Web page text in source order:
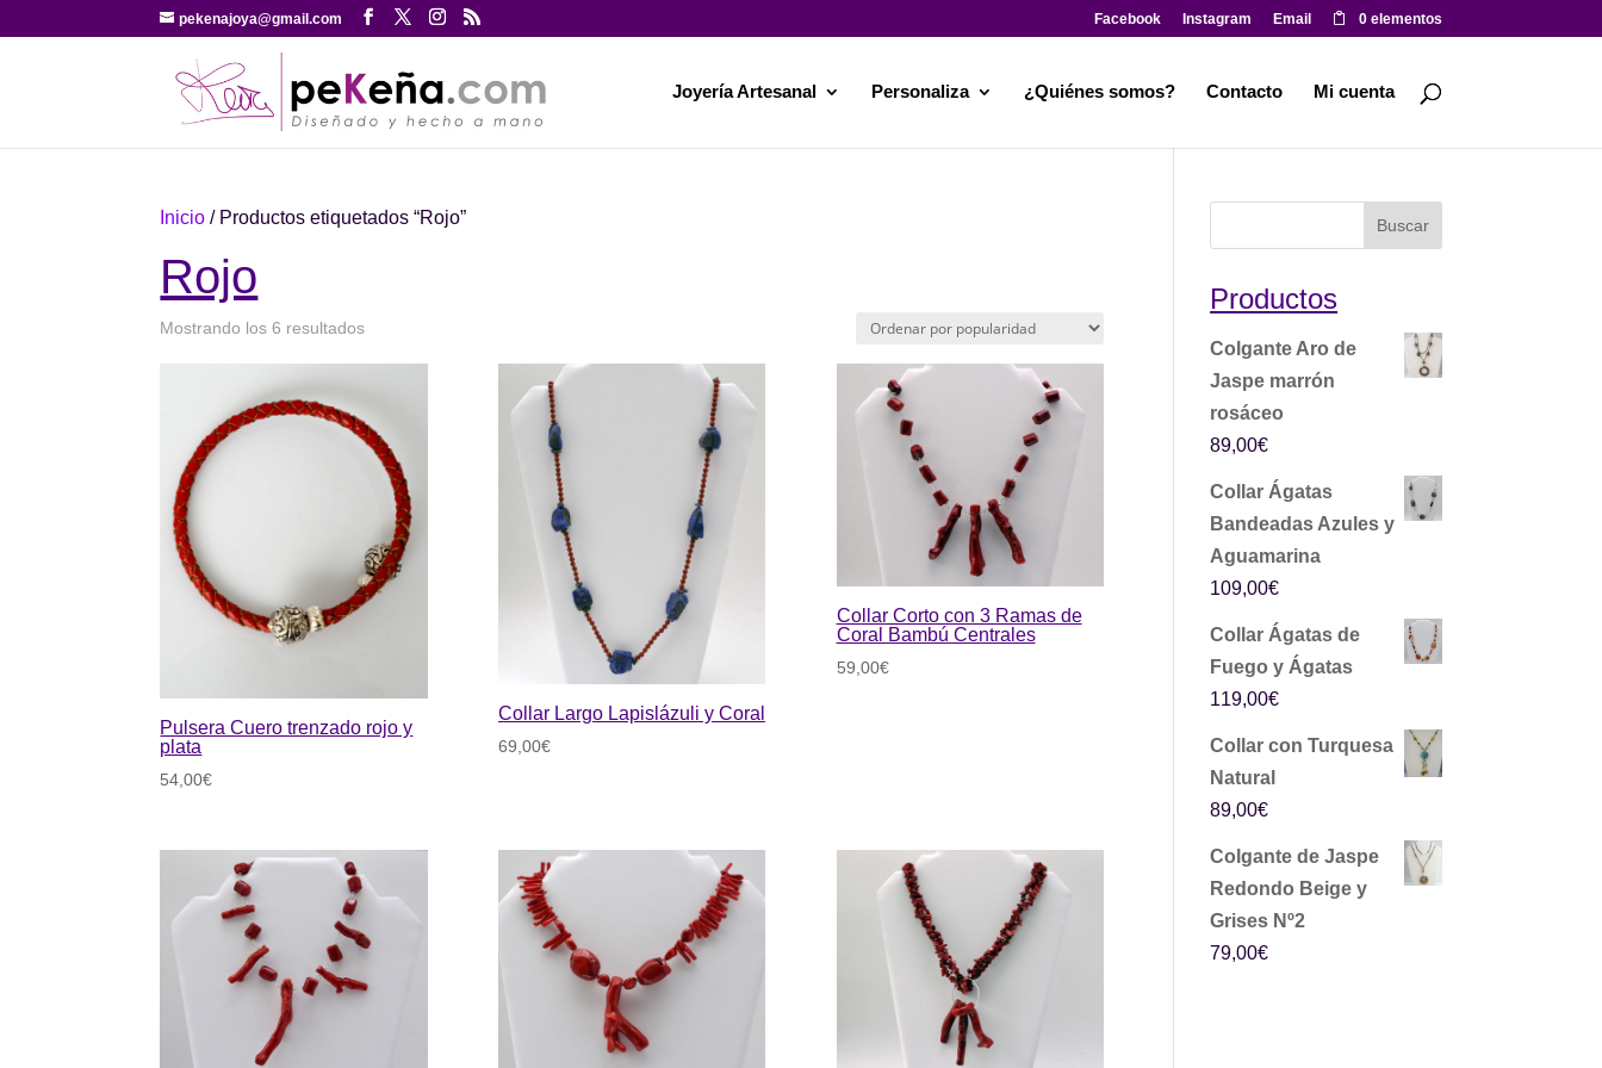
pekenajoya@gmail.com Facebook Instagram Email 0 elementos
Joyería Artesanal Personaliza ¿Quiénes somos? Contacto Mi cuenta
Inicio / Productos etiquetados “Rojo”
Rojo
Mostrando los 6 resultadosOrdenado
Pulsera Cuero trenzado rojo y
plata
54,00€
Collar Largo Lapislázuli y Coral
69,00€
Collar Corto con 3 Ramas de
Coral Bambú Centrales
59,00€
Productos
Colgante Aro de
Jaspe marrón
rosáceo
89,00€
Collar Ágatas
Bandeadas Azules y
Aguamarina
109,00€
Collar Ágatas de
Fuego y Ágatas
119,00€
Collar con Turquesa
Natural
89,00€
Colgante de Jaspe
Redondo Beige y
Grises Nº2
79,00€